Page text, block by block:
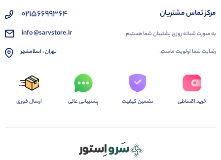
مرکز تماس مشتریان
به صورت شبانه روزی پشتیبان شما هستیم
رضایت شما اولویت ماست.
02156699364
info @sarvstore.ir
تهران ، اسلامشهر
خرید اقساطی تضمین کیفیت پشتیبانی عالی ارسال فوری